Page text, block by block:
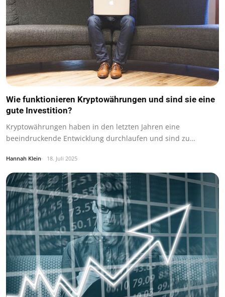
Wie funktionieren Kryptowährungen und sind sie eine
gute Investition?
Kryptowährungen haben in den letzten Jahren eine
beeindruckende Entwicklung durchlaufen und sind zu…
Hannah Klein 18. Juli 2025